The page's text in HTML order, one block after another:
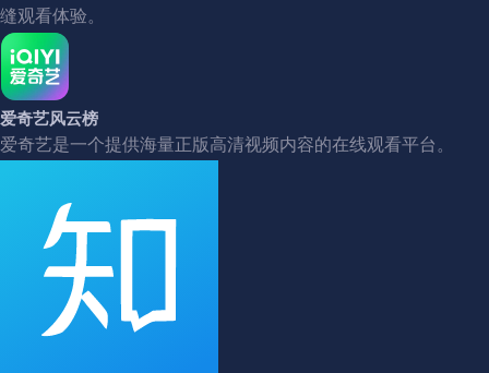
缝观看体验。
爱奇艺风云榜
爱奇艺是一个提供海量正版高清视频内容的在线观看平台。